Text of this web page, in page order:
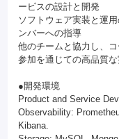
ービスの設計と開発
ソフトウェア実装と運
ンバーへの指導
他のチームと協力し、
参加を通じての高品質
●開発環境
Product and Service
Observability:
Kibana.